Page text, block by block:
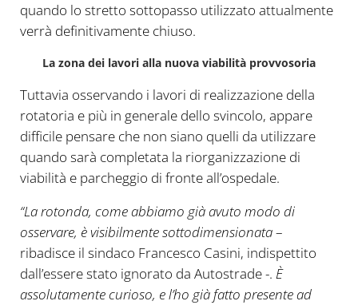
quando lo stretto sottopasso utilizzato attualmente
verrà definitivamente chiuso.
La zona dei lavori alla nuova viabilità provvosoria
Tuttavia osservando i lavori di realizzazione della
rotatoria e più in generale dello svincolo, appare
difficile pensare che non siano quelli da utilizzare
quando sarà completata la riorganizzazione di
viabilità e parcheggio di fronte all’ospedale.
“La rotonda, come abbiamo già avuto modo di
osservare, è visibilmente sottodimensionata–
ribadisce il sindaco Francesco Casini, indispettito
dall’essere stato ignorato da Autostrade -. È
assolutamente curioso, e l’ho già fatto presente ad